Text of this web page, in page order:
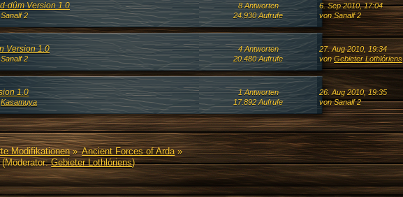
dûm Version 1.0
2
8 Antworten
24.930 Aufrufe
6. Sep 2010, 17:04
von Sanalf 2
Version 1.0
2
4 Antworten
20.480 Aufrufe
27. Aug 2010, 19:34
vonGebieter Lothlóriens
1.0
Kasamuya
1 Antworten
17.892 Aufrufe
26. Aug 2010, 19:35
von Sanalf 2
Modifikationen» Ancient Forces of Arda»
(Moderator:Gebieter Lothlóriens)